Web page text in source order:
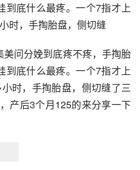
到底什么最疼。一个7指才上
时，手掏胎盘，侧切缝
问分娩到底疼不疼，手掏胎
到底什么最疼。一个7指才上
时，手掏胎盘，侧切缝了三
产后3个月125的来分享一下